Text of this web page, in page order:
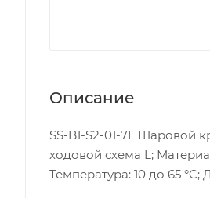
Описание
SS-B1-S2-01-7L Шаровой
ходовой схема L;
Температура: 10 до 65